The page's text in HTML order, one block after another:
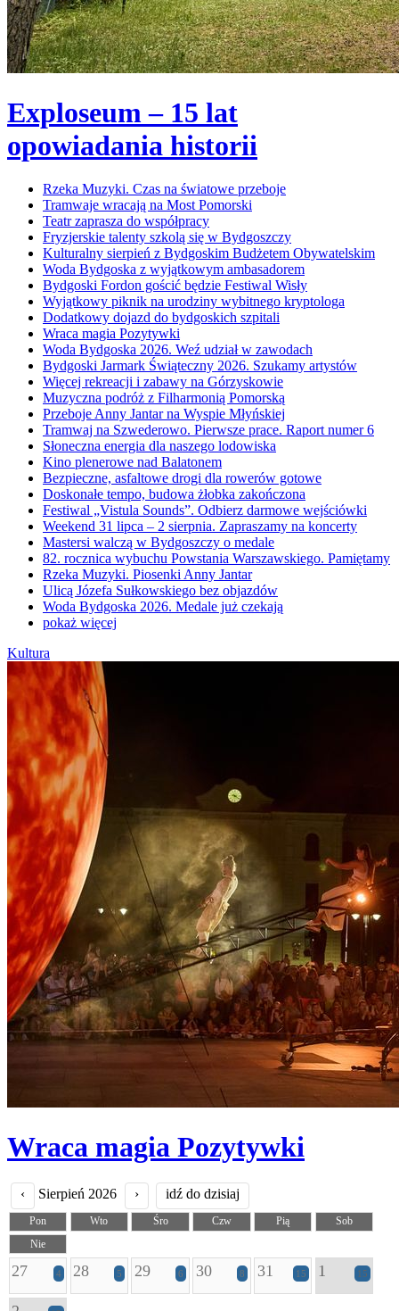
Exploseum – 15 lat
opowiadania historii
Rzeka Muzyki. Czas na światowe przeboje
Tramwaje wracają na Most Pomorski
Teatr zaprasza do współpracy
Fryzjerskie talenty szkolą się w Bydgoszczy
Kulturalny sierpień z Bydgoskim Budżetem Obywatelskim
Woda Bydgoska z wyjątkowym ambasadorem
Bydgoski Fordon gościć będzie Festiwal Wisły
Wyjątkowy piknik na urodziny wybitnego kryptologa
Dodatkowy dojazd do bydgoskich szpitali
Wraca magia Pozytywki
Woda Bydgoska 2026. Weź udział w zawodach
Bydgoski Jarmark Świąteczny 2026. Szukamy artystów
Więcej rekreacji i zabawy na Górzyskowie
Muzyczna podróż z Filharmonią Pomorską
Przeboje Anny Jantar na Wyspie Młyńskiej
Tramwaj na Szwederowo. Pierwsze prace. Raport numer 6
Słoneczna energia dla naszego lodowiska
Kino plenerowe nad Balatonem
Bezpieczne, asfaltowe drogi dla rowerów gotowe
Doskonałe tempo, budowa żłobka zakończona
Festiwal „Vistula Sounds”. Odbierz darmowe wejściówki
Weekend 31 lipca – 2 sierpnia. Zapraszamy na koncerty
Mastersi walczą w Bydgoszczy o medale
82. rocznica wybuchu Powstania Warszawskiego. Pamiętamy
Rzeka Muzyki. Piosenki Anny Jantar
Ulicą Józefa Sułkowskiego bez objazdów
Woda Bydgoska 2026. Medale już czekają
pokaż więcej
Kultura
Wraca magia Pozytywki
‹ Sierpień 2026 › idź do dzisiaj
Pon Wto Śro Czw Pią
Sob
Nie
27 4 28 5 29 6 30 8 31 15 1 15